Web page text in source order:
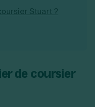
Stuart ?
de coursier